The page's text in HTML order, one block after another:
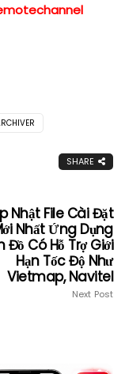
SHARE
Nhật File Cài Đặt
Nhất Ứng Dụng
Đồ Có Hỗ Trợ Giới
Hạn Tốc Độ Như
Vietmap, Navitel
Next Post